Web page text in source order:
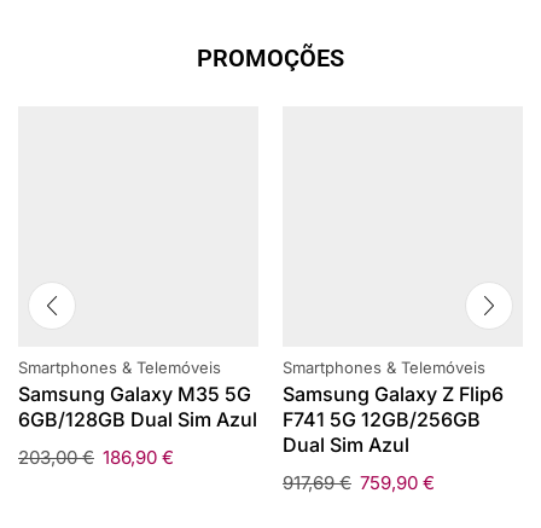
PROMOÇÕES
Smartphones & Telemóveis
Samsung Galaxy M35 5G
6GB/128GB Dual Sim Azul
203,00€ 186,90 €
Smartphones & Telemóveis
Samsung Galaxy Z Flip6
F741 5G 12GB/256GB
Dual Sim Azul
917,69€ 759,90 €